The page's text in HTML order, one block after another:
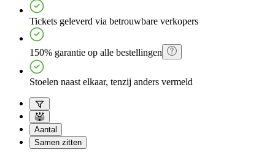
Tickets geleverd via betrouwbare verkopers
150% garantie op alle bestellingen
Stoelen naast elkaar, tenzij anders vermeld
Aantal
Samen zitten